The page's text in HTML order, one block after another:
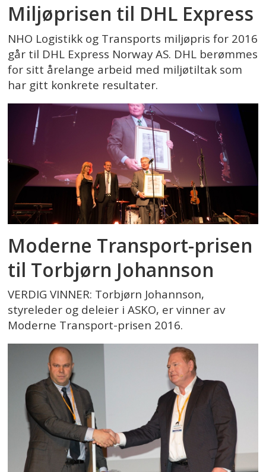
Miljøprisen til DHL Express
NHO Logistikk og Transports miljøpris for 2016
går til DHL Express Norway AS. DHL berømmes
for sitt årelange arbeid med miljøtiltak som
har gitt konkrete resultater.
Moderne Transport-prisen
til Torbjørn Johannson
VERDIG VINNER: Torbjørn Johannson,
styreleder og deleier i ASKO, er vinner av
Moderne Transport-prisen 2016.